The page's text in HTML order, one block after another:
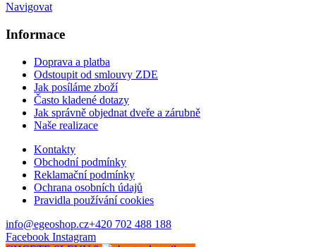
Navigovat
Informace
Doprava a platba
Odstoupit od smlouvy ZDE
Jak posíláme zboží
Často kladené dotazy
Jak správně objednat dveře a zárubně
Naše realizace
Kontakty
Obchodní podmínky
Reklamační podmínky
Ochrana osobních údajů
Pravidla používání cookies
info@egeoshop.cz+420 702 488 188
Facebook Instagram